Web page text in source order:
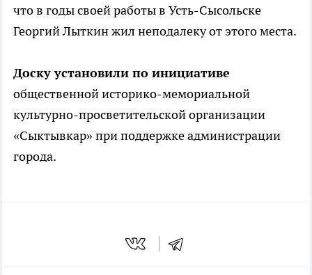
что в годы своей работы в Усть-Сысольске
Георгий Лыткин жил неподалеку от этого места.
Доску установили по инициативе
общественной историко-мемориальной
культурно-просветительской организации
«Сыктывкар» при поддержке администрации
города.